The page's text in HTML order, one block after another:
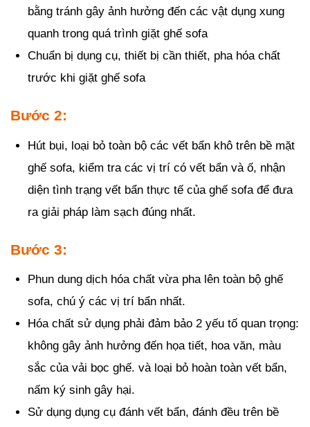
bằng tránh gây ảnh hưởng đến các vật dụng xung
quanh trong quá trình giặt ghế sofa
Chuẩn bị dụng cụ, thiết bị cần thiết, pha hóa chất
trước khi giặt ghế sofa
Bước 2:
Hút bụi, loại bỏ toàn bộ các vết bẩn khô trên bề mặt
ghế sofa, kiểm tra các vị trí có vết bẩn và ố, nhận
diện tình trạng vết bẩn thực tế của ghế sofa để đưa
ra giải pháp làm sạch đúng nhất.
Bước 3:
Phun dung dịch hóa chất vừa pha lên toàn bộ ghế
sofa, chú ý các vị trí bẩn nhất.
Hóa chất sử dụng phải đảm bảo 2 yếu tố quan trọng:
không gây ảnh hưởng đến họa tiết, hoa văn, màu
sắc của vải bọc ghế. và loại bỏ hoàn toàn vết bẩn,
nấm ký sinh gây hại.
Sử dụng dụng cụ đánh vết bẩn, đánh đều trên bề